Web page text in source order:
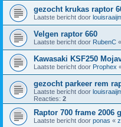
gezocht krukas raptor
Laatste bericht door
Velgen raptor 660
Laatste bericht door RubenC «
Kawasaki KSF250
Laatste bericht door Prophex
gezocht parkeer rem
Laatste bericht door
Reacties: 2
Raptor 700 frame 2006
Laatste bericht door ponas «